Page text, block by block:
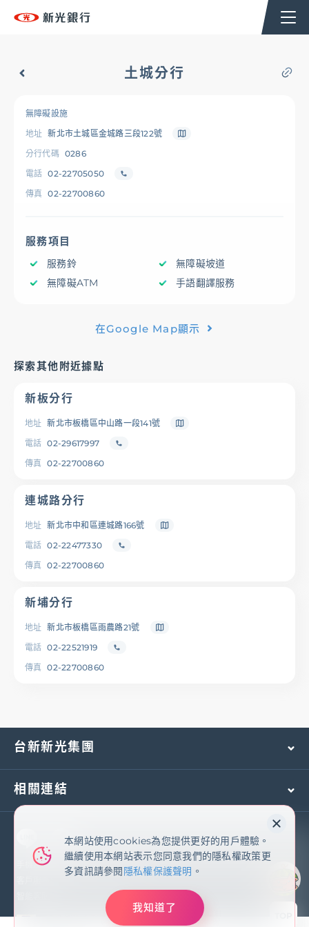
台新新光集團
OMNI-U
信用卡
貸款
存匯
數位生活
服務據點 線上服務
優惠活動
土城分行
無障礙設施
地址 新北市土城區金城路三段122號
分行代碼 0286
電話 02-22705050
傳真 02-22700860
服務項目
服務鈴
無障礙坡道
無障礙ATM
手語翻譯服務
在Google Map顯示
探索其他附近據點
新板分行
地址 新北市板橋區中山路一段141號
電話 02-29617997
傳真 02-22700860
連城路分行
地址 新北市中和區連城路166號
電話 02-22477330
傳真 02-22700860
新埔分行
地址 新北市板橋區雨農路21號
電話 02-22521919
傳真 02-22700860
台新新光集團
相關連結
手機及國外客服專線：(02)2171-1055
臺灣新光商業銀行股份有限公司
本網站使用cookies為您提供更好的用戶體驗。
繼續使用本網站表示您同意我們的隱私權政策更
多資訊請參閱隱私權保護聲明 。
我知道了
繼續使用本網站表示您同意我們的隱私權政策更
多資訊請參閱隱私權保護聲明
我知道了